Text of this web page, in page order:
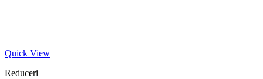
Quick View
Reduceri